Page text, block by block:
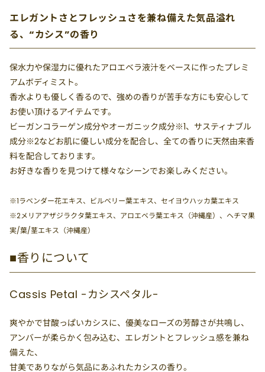
エレガントさとフレッシュさを兼ね備えた気品溢れ
る、“カシス”の香り
保水力や保湿力に優れたアロエベラ液汁をベースに作ったプレミ
アムボディミスト。
香水よりも優しく香るので、強めの香りが苦手な方にも安心して
お使い頂けるアイテムです。
ビーガンコラーゲン成分やオーガニック成分※1、サスティナブル
成分※2などお肌に優しい成分を配合し、全ての香りに天然由来香
料を配合しております。
お好きな香りを見つけて様々なシーンでお楽しみください。
※1ラベンダー花エキス、ビルベリー葉エキス、セイヨウハッカ葉エキス
※2メリアアザジラクタ葉エキス、アロエベラ葉エキス（沖縄産）、ヘチマ果
実/葉/茎エキス（沖縄産）
■香りについて
Cassis Petal -カシスペタル-
爽やかで甘酸っぱいカシスに、優美なローズの芳醇さが共鳴し、
アンバーが柔らかく包み込む、エレガントとフレッシュ感を兼ね
備えた、
甘美でありながら気品にあふれたカシスの香り。